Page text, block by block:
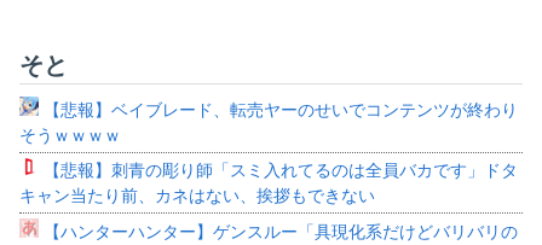
そと
【悲報】ベイブレード、転売ヤーのせいでコンテンツが終わり
そうｗｗｗｗ
【悲報】刺青の彫り師「スミ入れてるのは全員バカです」ドタ
キャン当たり前、カネはない、挨拶もできない
【ハンターハンター】ゲンスルー「具現化系だけどバリバリの